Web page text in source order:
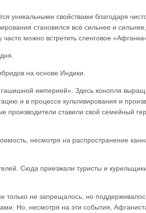
уникальными свойствами благодаря
становился всё сильнее и
можно встретить сленговое
на основе Индики.
империей». Здесь конопля
и в процессе культивирования и
производители ставили свой семейный
несмотря на распространение
Сюда приезжали туристы и
только не запрещалось, но
Но, несмотря на эти события,